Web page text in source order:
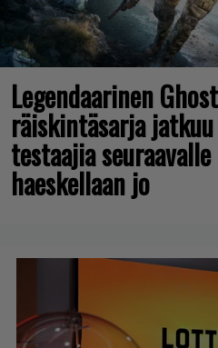
Legendaarinen
räiskintäsarja
testaajia
haeskellaan jo